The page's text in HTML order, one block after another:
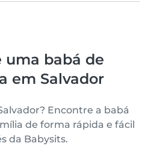
uma babá de
em Salvador
Encontre a babá
de forma rápida e fácil
da Babysits.